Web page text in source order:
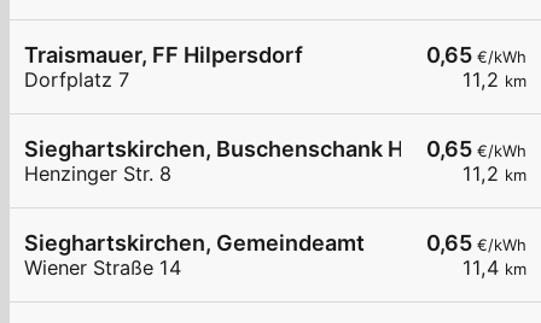
0,65 €/kWh
11,2 km
Traismauer, FF Hilpersdorf
Dorfplatz 7
0,65 €/kWh
11,2 km
Sieghartskirchen, Buschenschank Hauck
Henzinger Str. 8
0,65 €/kWh
11,4 km
Sieghartskirchen, Gemeindeamt
Wiener Straße 14